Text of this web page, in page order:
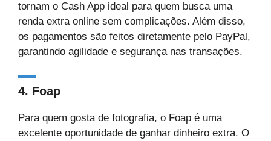
tornam o Cash App ideal para quem busca uma
renda extra online sem complicações. Além disso,
os pagamentos são feitos diretamente pelo PayPal,
garantindo agilidade e segurança nas transações.
4. Foap
Para quem gosta de fotografia, o Foap é uma
excelente oportunidade de ganhar dinheiro extra. O